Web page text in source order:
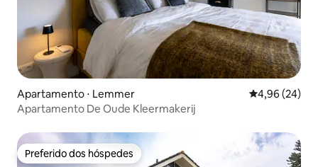
Apartamento ⋅ Lemmer 4,96 de uma
4,96 (24)
Apartamento De Oude Kleermakerij
Preferido dos hóspedes
Preferido dos hóspedes